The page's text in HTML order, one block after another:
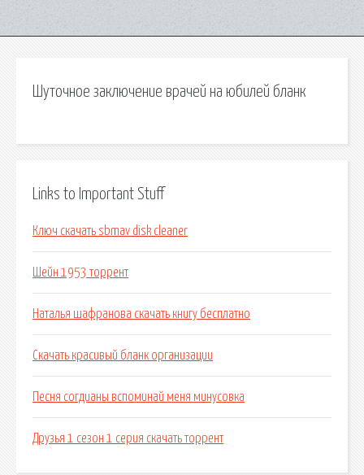
Шуточное заключение врачей на юбилей бланк
Links to Important Stuff
Ключ скачать sbmav disk cleaner
Шейн 1953 торрент
Наталья шафранова скачать книгу бесплатно
Скачать красивый бланк организации
Песня согдианы вспоминай меня минусовка
Друзья 1 сезон 1 серия скачать торрент